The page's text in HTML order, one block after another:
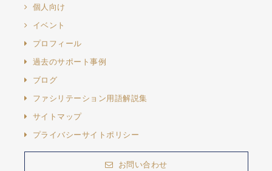
個人向け
イベント
プロフィール
過去のサポート事例
ブログ
ファシリテーション用語解説集
サイトマップ
プライバシーサイトポリシー
お問い合わせ